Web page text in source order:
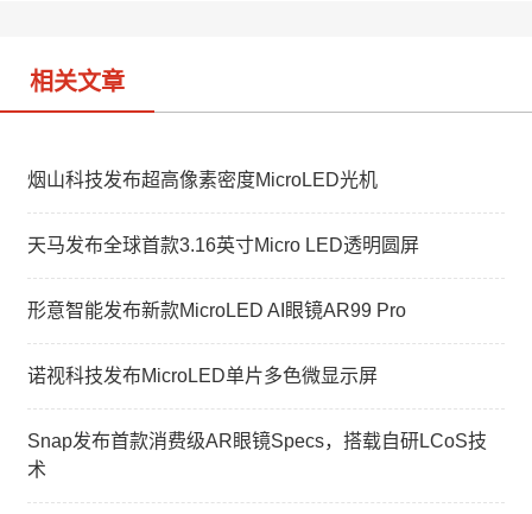
相关文章
烟山科技发布超高像素密度MicroLED光机
天马发布全球首款3.16英寸Micro LED透明圆屏
形意智能发布新款MicroLED AI眼镜AR99 Pro
诺视科技发布MicroLED单片多色微显示屏
Snap发布首款消费级AR眼镜Specs，搭载自研LCoS技
术